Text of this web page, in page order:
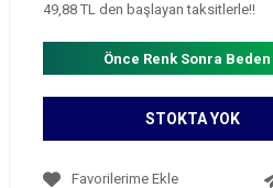
49,88 TL den başlayan taksitlerle!!
Önce Renk Sonra
STOKTA YOK